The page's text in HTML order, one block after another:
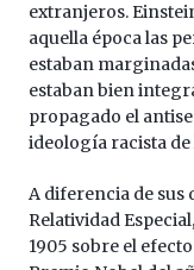
extranjeros.
aquella época las
estaban
estaban bien
propagado el
ideología racista de
A diferencia de sus
Relatividad
1905 sobre el